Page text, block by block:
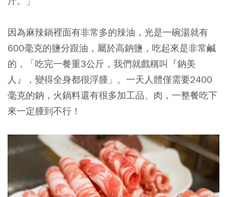
因為麻辣鍋裡面有非常多的辣油，光是一碗湯就有
600毫克的鹽分跟油，屬於高鈉鹽，吃起來是非常鹹
的，「吃完一餐重3公斤，我們就戲稱叫『鈉美
人』，變得全身都很浮腫」。一天人體僅需要2400
毫克的鈉，火鍋料還有很多加工品、肉，一整餐吃下
來一定腫到不行！